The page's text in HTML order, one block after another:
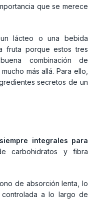
que se merece
lácteo o una bebida
fruta porque estos tres
combinación de
más allá. Para ello,
secretos de un
integrales para
carbohidratos y fibra
de absorción lenta, lo
a lo largo de